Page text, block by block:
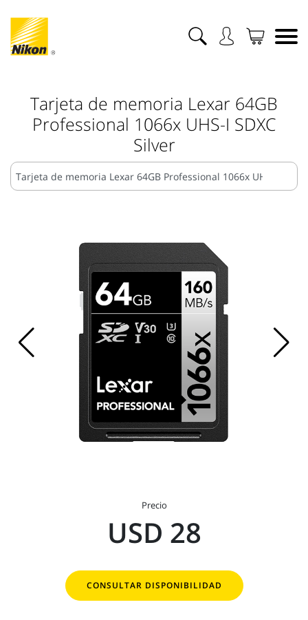
Tarjeta de memoria Lexar 64GB
Professional 1066x UHS-I SDXC
Silver
Precio
USD 28
CONSULTAR DISPONIBILIDAD